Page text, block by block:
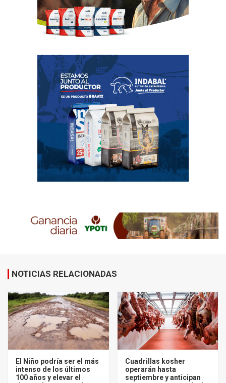
NOTICIAS RELACIONADAS
El Niño podría ser el más
intenso de los últimos
100 años y elevar el
Cuadrillas kosher
operarán hasta
septiembre y anticipan